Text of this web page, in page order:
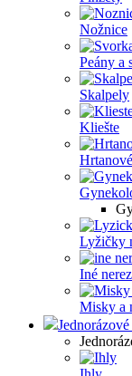
Nožnice
Peány a
Skalpely
Kliešte
Lyžičky
Iné
Misky a